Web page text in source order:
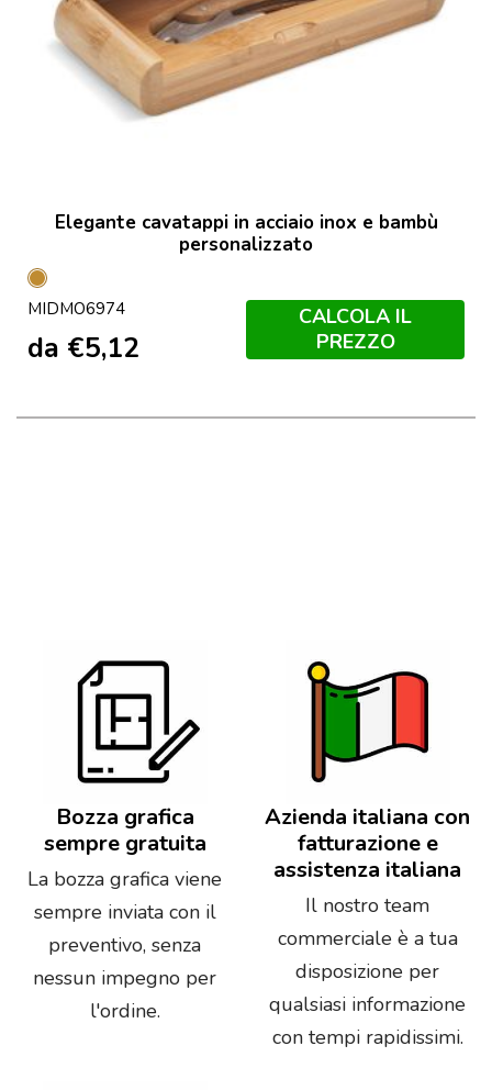
Elegante cavatappi in acciaio inox e bambù
personalizzato
Legno
MIDMO6974
da €5,12
CALCOLA IL
PREZZO
Bozza grafica
sempre gratuita
La bozza grafica viene
sempre inviata con il
preventivo, senza
nessun impegno per
l'ordine.
Azienda italiana con
fatturazione e
assistenza italiana
Il nostro team
commerciale è a tua
disposizione per
qualsiasi informazione
con tempi rapidissimi.